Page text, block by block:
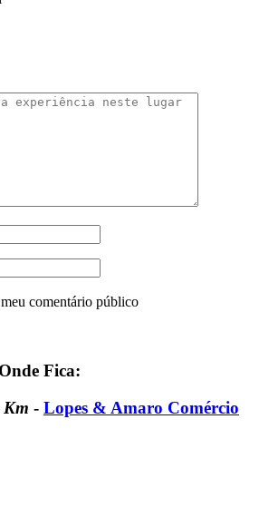
comentário público
Fica:
Km - Lopes & Amaro Comércio